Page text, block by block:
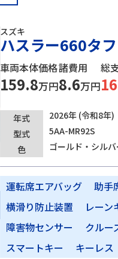
スズキ
ハスラー660タ
車両本体価格
159.8万円
諸費用
8.6万円
総
年式 2026年 (令和8年)
型式
5AA-MR92S
色
ゴールド・シルバ
運転席エアバッグ 助手
横滑り防止装置
レーン
障害物センサー
クルー
スマートキー
キーレス